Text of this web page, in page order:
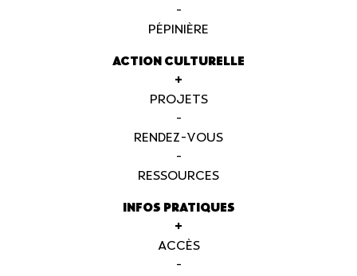
-
PÉPINIÈRE
ACTION CULTURELLE
+
PROJETS
-
RENDEZ-VOUS
-
RESSOURCES
INFOS PRATIQUES
+
ACCÈS
-